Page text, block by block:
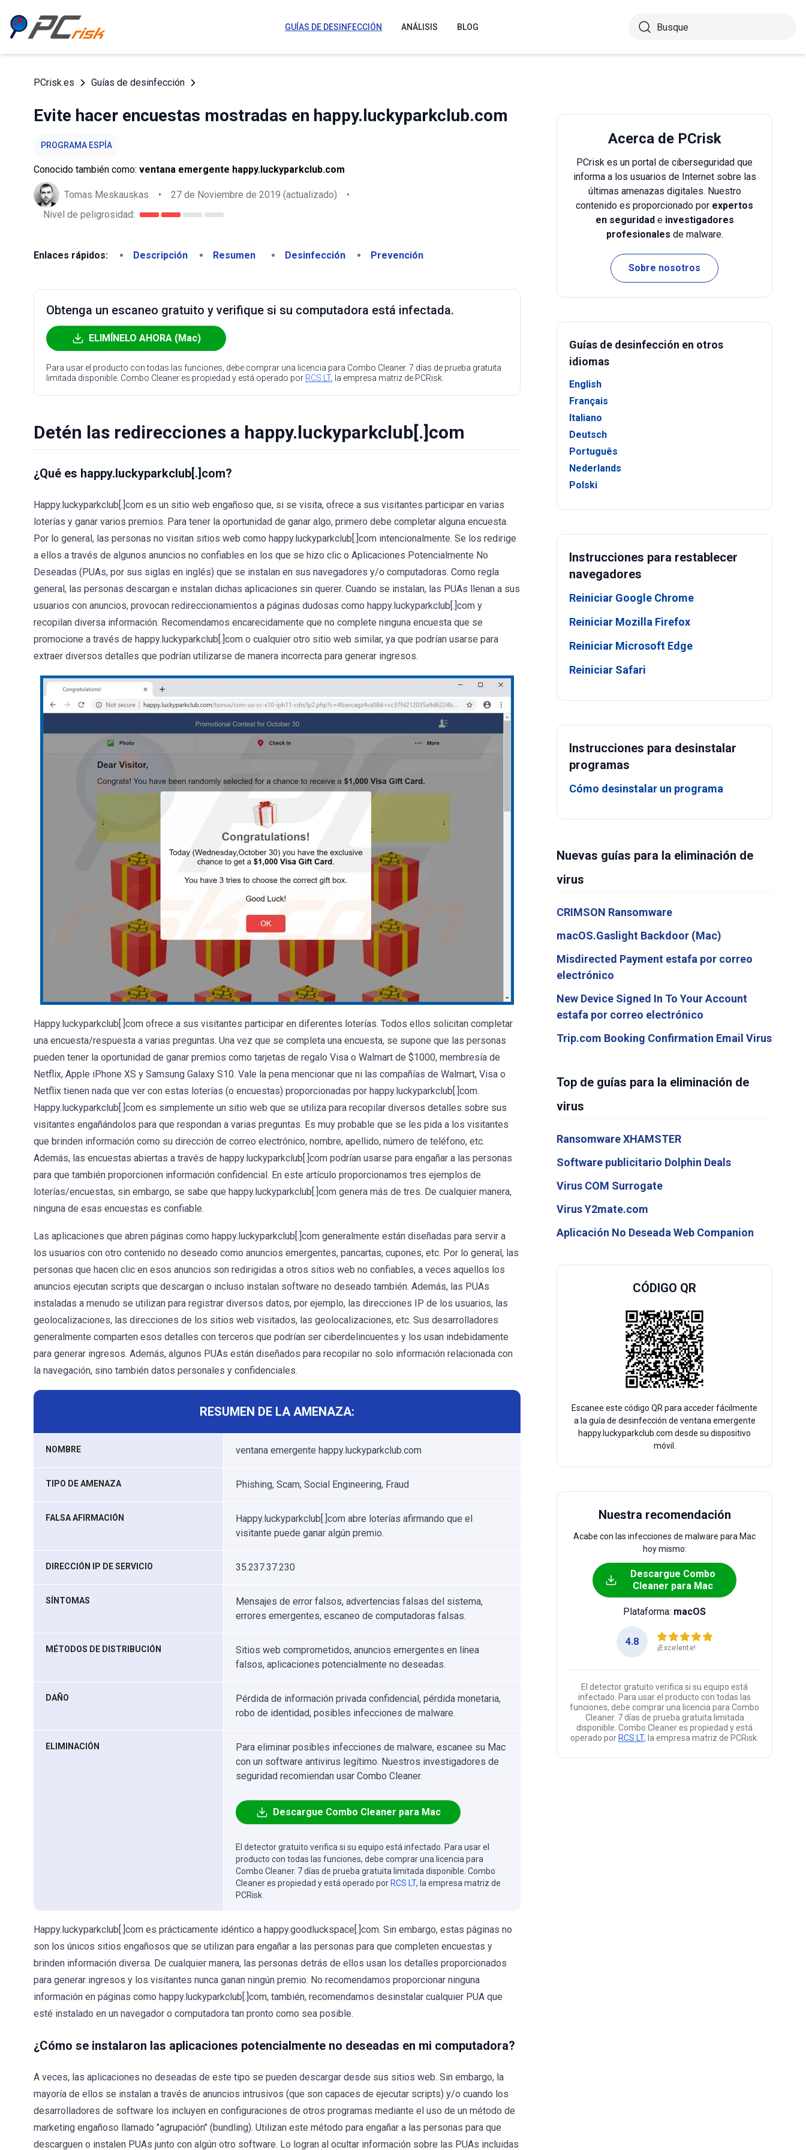
GUÍAS DE DESINFECCIÓN ANÁLISIS BLOG
PCrisk.es Guías de desinfección
Evite hacer encuestas mostradas en happy.luckyparkclub.com
PROGRAMA ESPÍA
Conocido también como: ventana emergente happy.luckyparkclub.com
Tomas Meskauskas • 27 de Noviembre de 2019 (actualizado)
•
Nivel de peligrosidad:
Enlaces rápidos: Descripción Resumen Desinfección Prevención
Obtenga un escaneo gratuito y verifique si su computadora está infectada.
ELIMÍNELO AHORA (Mac)
Para usar el producto con todas las funciones, debe comprar una licencia para Combo Cleaner. 7 días de prueba gratuita
limitada disponible. Combo Cleaner es propiedad y está operado por RCS LT, la empresa matriz de PCRisk.
Detén las redirecciones a happy.luckyparkclub[.]com
¿Qué es happy.luckyparkclub[.]com?
Happy.luckyparkclub[.]com es un sitio web engañoso que, si se visita, ofrece a sus visitantes participar en varias
loterías y ganar varios premios. Para tener la oportunidad de ganar algo, primero debe completar alguna encuesta.
Por lo general, las personas no visitan sitios web como happy.luckyparkclub[.]com intencionalmente. Se los redirige
a ellos a través de algunos anuncios no confiables en los que se hizo clic o Aplicaciones Potencialmente No
Deseadas (PUAs, por sus siglas en inglés) que se instalan en sus navegadores y/o computadoras. Como regla
general, las personas descargan e instalan dichas aplicaciones sin querer. Cuando se instalan, las PUAs llenan a sus
usuarios con anuncios, provocan redireccionamientos a páginas dudosas como happy.luckyparkclub[.]com y
recopilan diversa información. Recomendamos encarecidamente que no complete ninguna encuesta que se
promocione a través de happy.luckyparkclub[.]com o cualquier otro sitio web similar, ya que podrían usarse para
extraer diversos detalles que podrían utilizarse de manera incorrecta para generar ingresos.
Happy.luckyparkclub[.]com ofrece a sus visitantes participar en diferentes loterías. Todos ellos solicitan completar
una encuesta/respuesta a varias preguntas. Una vez que se completa una encuesta, se supone que las personas
pueden tener la oportunidad de ganar premios como tarjetas de regalo Visa o Walmart de $1000, membresía de
Netflix, Apple iPhone XS y Samsung Galaxy S10. Vale la pena mencionar que ni las compañías de Walmart, Visa o
Netflix tienen nada que ver con estas loterías (o encuestas) proporcionadas por happy.luckyparkclub[.]com.
Happy.luckyparkclub[.]com es simplemente un sitio web que se utiliza para recopilar diversos detalles sobre sus
visitantes engañándolos para que respondan a varias preguntas. Es muy probable que se les pida a los visitantes
que brinden información como su dirección de correo electrónico, nombre, apellido, número de teléfono, etc.
Además, las encuestas abiertas a través de happy.luckyparkclub[.]com podrían usarse para engañar a las personas
para que también proporcionen información confidencial. En este artículo proporcionamos tres ejemplos de
loterías/encuestas, sin embargo, se sabe que happy.luckyparkclub[.]com genera más de tres. De cualquier manera,
ninguna de esas encuestas es confiable.
Las aplicaciones que abren páginas como happy.luckyparkclub[.]com generalmente están diseñadas para servir a
los usuarios con otro contenido no deseado como anuncios emergentes, pancartas, cupones, etc. Por lo general, las
personas que hacen clic en esos anuncios son redirigidas a otros sitios web no confiables, a veces aquellos los
anuncios ejecutan scripts que descargan o incluso instalan software no deseado también. Además, las PUAs
instaladas a menudo se utilizan para registrar diversos datos, por ejemplo, las direcciones IP de los usuarios, las
geolocalizaciones, las direcciones de los sitios web visitados, las geolocalizaciones, etc. Sus desarrolladores
generalmente comparten esos detalles con terceros que podrían ser ciberdelincuentes y los usan indebidamente
para generar ingresos. Además, algunos PUAs están diseñados para recopilar no solo información relacionada con
la navegación, sino también datos personales y confidenciales.
RESUMEN DE LA AMENAZA:
NOMBRE ventana emergente happy.luckyparkclub.com
TIPO DE AMENAZA Phishing, Scam, Social Engineering, Fraud
FALSA AFIRMACIÓN
Happy.luckyparkclub[.]com abre loterías afirmando que el
visitante puede ganar algún premio.
DIRECCIÓN IP DE SERVICIO 35.237.37.230
SÍNTOMAS
Mensajes de error falsos, advertencias falsas del sistema,
errores emergentes, escaneo de computadoras falsas.
MÉTODOS DE DISTRIBUCIÓN
Sitios web comprometidos, anuncios emergentes en línea
falsos, aplicaciones potencialmente no deseadas.
DAÑO
Pérdida de información privada confidencial, pérdida monetaria,
robo de identidad, posibles infecciones de malware.
ELIMINACIÓN
Para eliminar posibles infecciones de malware, escanee su Mac
con un software antivirus legítimo. Nuestros investigadores de
seguridad recomiendan usar Combo Cleaner.
Descargue Combo Cleaner para Mac
El detector gratuito verifica si su equipo está infectado. Para usar el
producto con todas las funciones, debe comprar una licencia para
Combo Cleaner. 7 días de prueba gratuita limitada disponible. Combo
Cleaner es propiedad y está operado por RCS LT, la empresa matriz de
PCRisk.
Happy.luckyparkclub[.]com es prácticamente idéntico a happy.goodluckspace[.]com. Sin embargo, estas páginas no
son los únicos sitios engañosos que se utilizan para engañar a las personas para que completen encuestas y
brinden información diversa. De cualquier manera, las personas detrás de ellos usan los detalles proporcionados
para generar ingresos y los visitantes nunca ganan ningún premio. No recomendamos proporcionar ninguna
información en páginas como happy.luckyparkclub[.]com, también, recomendamos desinstalar cualquier PUA que
esté instalado en un navegador o computadora tan pronto como sea posible.
¿Cómo se instalaron las aplicaciones potencialmente no deseadas en mi computadora?
A veces, las aplicaciones no deseadas de este tipo se pueden descargar desde sus sitios web. Sin embargo, la
mayoría de ellos se instalan a través de anuncios intrusivos (que son capaces de ejecutar scripts) y/o cuando los
desarrolladores de software los incluyen en configuraciones de otros programas mediante el uso de un método de
marketing engañoso llamado "agrupación" (bundling). Utilizan este método para engañar a las personas para que
descarguen o instalen PUAs junto con algún otro software. Lo logran al ocultar información sobre las PUAs incluidas
Acerca de PCrisk
PCrisk es un portal de ciberseguridad que
informa a los usuarios de Internet sobre las
últimas amenazas digitales. Nuestro
contenido es proporcionado por expertos
en seguridade investigadores
profesionales de malware.
Sobre nosotros
Guías de desinfección en otros
idiomas
English
Français
Italiano
Deutsch
Português
Nederlands
Polski
Instrucciones para restablecer
navegadores
Reiniciar Google Chrome
Reiniciar Mozilla Firefox
Reiniciar Microsoft Edge
Reiniciar Safari
Instrucciones para desinstalar
programas
Cómo desinstalar un programa
Nuevas guías para la eliminación de
virus
CRIMSON Ransomware
macOS.Gaslight Backdoor (Mac)
Misdirected Payment estafa por correo
electrónico
New Device Signed In To Your Account
estafa por correo electrónico
Trip.com Booking Confirmation Email Virus
Top de guías para la eliminación de
virus
Ransomware XHAMSTER
Software publicitario Dolphin Deals
Virus COM Surrogate
Virus Y2mate.com
Aplicación No Deseada Web Companion
CÓDIGO QR
Escanee este código QR para acceder fácilmente
a la guía de desinfección de ventana emergente
happy.luckyparkclub.com desde su dispositivo
móvil.
Nuestra recomendación
Acabe con las infecciones de malware para Mac
hoy mismo:
Descargue Combo
Cleaner para Mac
Plataforma: macOS
4.8
¡Excelente!
El detector gratuito verifica si su equipo está
infectado. Para usar el producto con todas las
funciones, debe comprar una licencia para Combo
Cleaner. 7 días de prueba gratuita limitada
disponible. Combo Cleaner es propiedad y está
operado por RCS LT, la empresa matriz de PCRisk.